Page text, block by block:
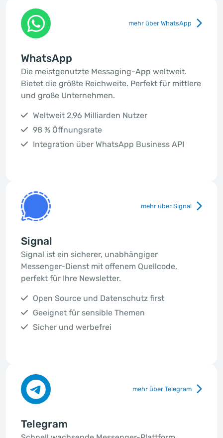
mehr über WhatsApp
WhatsApp
Die meistgenutzte Messaging-App weltweit.
Bietet die größte Reichweite. Perfekt für mittlere
und große Unternehmen.
Weltweit 2,96 Milliarden Nutzer
98 % Öffnungsrate
Integration über WhatsApp Business API
mehr über Signal
Signal
Signal ist ein sicherer, unabhängiger
Messenger-Dienst mit offenem Quellcode,
perfekt für Ihre Newsletter.
Open Source und Datenschutz first
Geeignet für sensible Themen
Sicher und werbefrei
mehr über Telegram
Telegram